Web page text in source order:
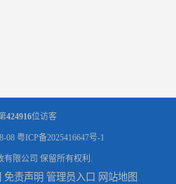
424916位访客
08 粤ICP备2025416647号-1
有限公司 保留所有权利.
免责声明 管理员入口 网站地图